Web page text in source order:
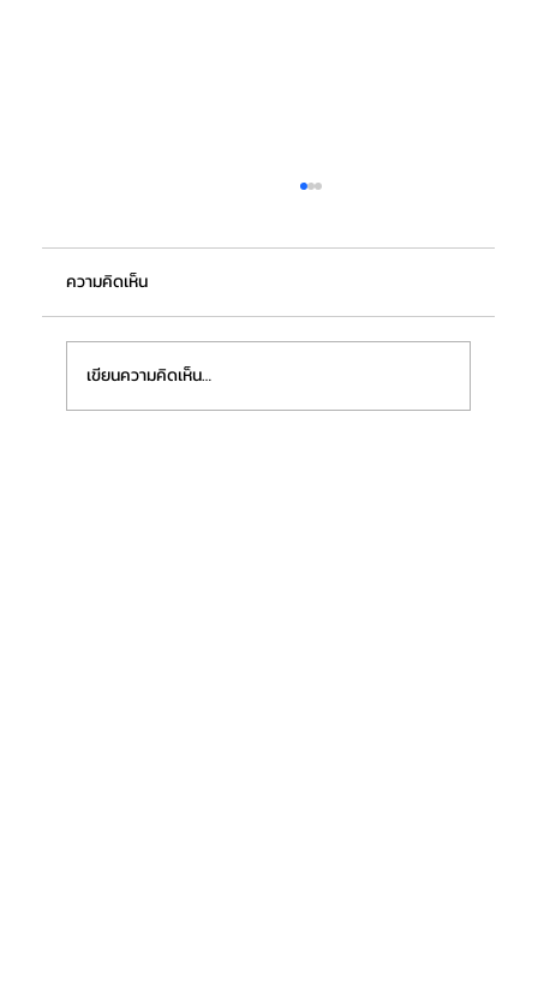
ความคิดเห็น
เขียนความคิดเห็น…